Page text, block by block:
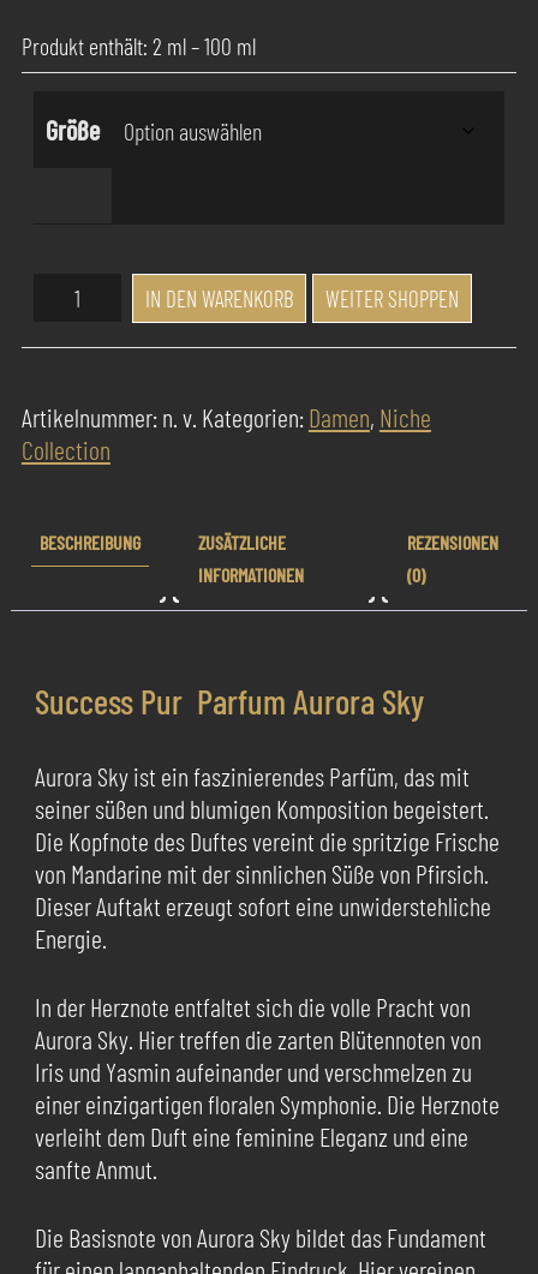
Produkt enthält: 2 ml– 100 ml
Größe
Success
Parfum
Sky
Menge
IN DEN WARENKORB WEITER SHOPPEN
Artikelnummer:n. v. Kategorien:Damen, Niche
Collection
BESCHREIBUNG
ZUSÄTZLICHE
INFORMATIONEN
REZENSIONEN
(0)
Success Pur Parfum Aurora Sky
Aurora Sky ist ein faszinierendes Parfüm, das mit
seiner süßen und blumigen Komposition begeistert.
Die Kopfnote des Duftes vereint die spritzige Frische
von Mandarine mit der sinnlichen Süße von Pfirsich.
Dieser Auftakt erzeugt sofort eine unwiderstehliche
Energie.
In der Herznote entfaltet sich die volle Pracht von
Aurora Sky. Hier treffen die zarten Blütennoten von
Iris und Yasmin aufeinander und verschmelzen zu
einer einzigartigen floralen Symphonie. Die Herznote
verleiht dem Duft eine feminine Eleganz und eine
sanfte Anmut.
Die Basisnote von Aurora Sky bildet das Fundament